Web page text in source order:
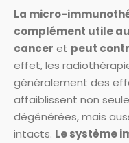
La micro-
complément utile
cancer et peut
effet, les
généralement des
affaiblissent non
dégénérées, mais
intacts. Le système